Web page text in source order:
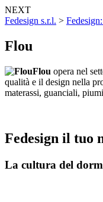
NEXT
Fedesign s.r.l. >
Flou
Flou opera nel
qualità e il design nella
materassi, guanciali,
Fedesign il tuo
La cultura del